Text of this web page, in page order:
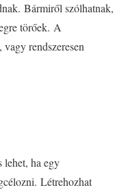
Bármiről szólhatnak,
törőek. A
rendszeresen
lehet, ha egy
Létrehozhat